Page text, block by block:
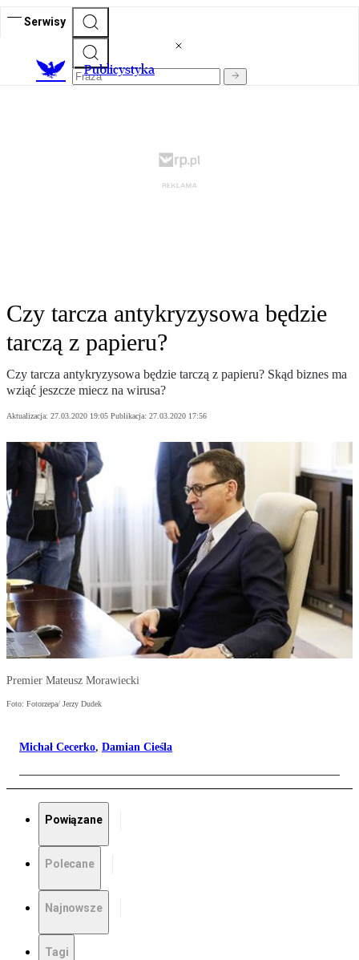
Serwisy
Publicystyka
Czy tarcza antykryzysowa będzie
tarczą z papieru?
Czy tarcza antykryzysowa będzie tarczą z papieru? Skąd biznes ma
wziąć jeszcze miecz na wirusa?
Aktualizacja: 27.03.2020 19:05 Publikacja: 27.03.2020 17:56
Premier Mateusz Morawiecki
Foto: Fotorzepa/ Jerzy Dudek
Michał Cecerko, Damian Cieśla
Powiązane
Polecane
Najnowsze
Tagi